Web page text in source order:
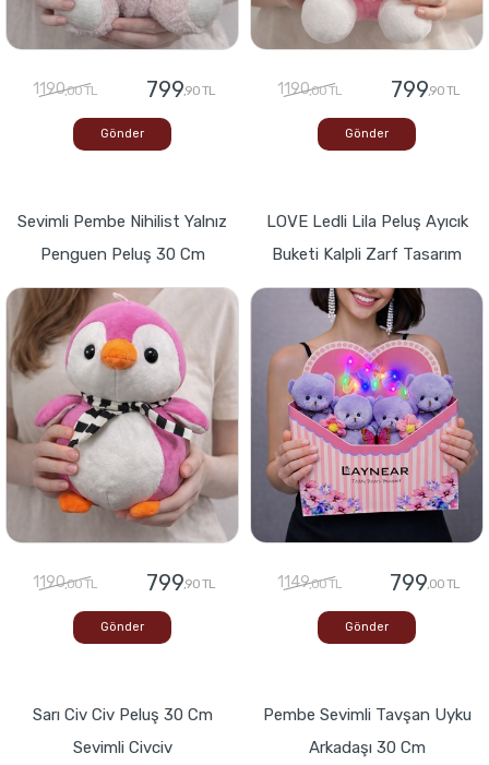
1190,00 TL 799,90 TL
Gönder
1190,00 TL 799,90 TL
Gönder
Sevimli Pembe Nihilist Yalnız
Penguen Peluş 30 Cm
1190,00 TL 799,90 TL
Gönder
LOVE Ledli Lila Peluş Ayıcık
Buketi Kalpli Zarf Tasarım
1149,00 TL 799,00 TL
Gönder
Sarı Civ Civ Peluş 30 Cm
Sevimli Civciv
Pembe Sevimli Tavşan Uyku
Arkadaşı 30 Cm